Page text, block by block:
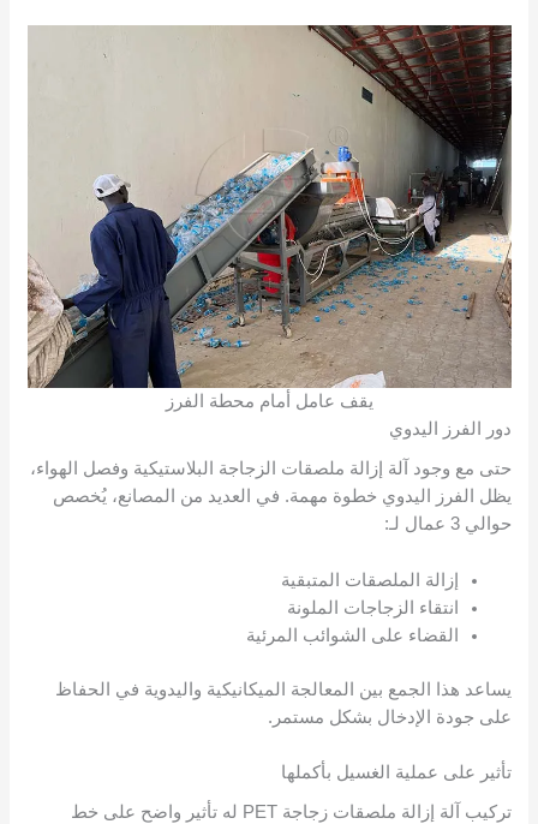
يقف عامل أمام محطة الفرز
دور الفرز اليدوي
حتى مع وجود آلة إزالة ملصقات الزجاجة البلاستيكية وفصل الهواء،
يظل الفرز اليدوي خطوة مهمة. في العديد من المصانع، يُخصص
حوالي 3 عمال لـ:
إزالة الملصقات المتبقية
انتقاء الزجاجات الملونة
القضاء على الشوائب المرئية
يساعد هذا الجمع بين المعالجة الميكانيكية واليدوية في الحفاظ
على جودة الإدخال بشكل مستمر.
تأثير على عملية الغسيل بأكملها
تركيب آلة إزالة ملصقات زجاجة PET له تأثير واضح على خط